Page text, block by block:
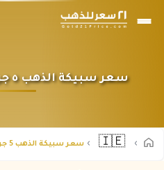
سعر سبيكة الذهب ٥ جرام عيار ٢٤ في أيرلندا
🇮🇪 سعر سبيكة الذهب 5 جرام عيار 24 في أيرلندا